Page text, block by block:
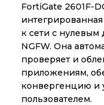
FortiGate 2601F-
к сети с
NGFW. Она
проверяет и
приложениям,
конвергенцию и
пользователем.